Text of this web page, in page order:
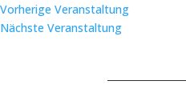
Vorherige Veranstaltung
Nächste Veranstaltung